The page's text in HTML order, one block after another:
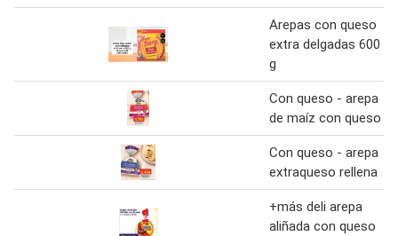
Arepas con queso
extra delgadas 600
g
Con queso - arepa
de maíz con queso
Con queso - arepa
extraqueso rellena
+más deli arepa
aliñada con queso